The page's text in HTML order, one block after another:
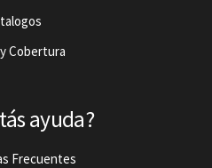
Cobertura
ayuda?
Frecuentes